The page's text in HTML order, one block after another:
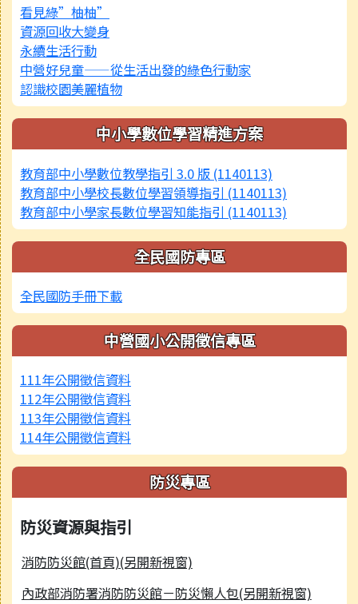
看見綠”柚柚”
資源回收大變身
永續生活行動
中營好兒童——從生活出發的綠色行動家
認識校園美麗植物
中小學數位學習精進方案
教育部中小學數位教學指引 3.0 版 (1140113)
教育部中小學校長數位學習領導指引 (1140113)
教育部中小學家長數位學習知能指引 (1140113)
全民國防專區
全民國防手冊下載
中營國小公開徵信專區
111年公開徵信資料
112年公開徵信資料
113年公開徵信資料
114年公開徵信資料
防災專區
防災資源與指引
消防防災館(首頁)(另開新視窗)
內政部消防署消防防災館－防災懶人包(另開新視窗)